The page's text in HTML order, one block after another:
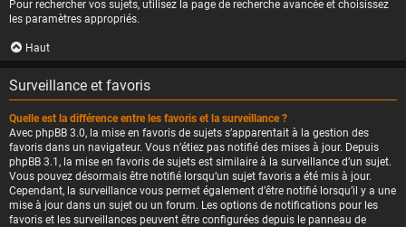
Pour rechercher vos sujets, utilisez la page de recherche avancée et choisissez
les paramètres appropriés.
Haut
Surveillance et favoris
Quelle est la différence entre les favoris et la surveillance ?
Avec phpBB 3.0, la mise en favoris de sujets s’apparentait à la gestion des
favoris dans un navigateur. Vous n’étiez pas notifié des mises à jour. Depuis
phpBB 3.1, la mise en favoris de sujets est similaire à la surveillance d’un sujet.
Vous pouvez désormais être notifié lorsqu’un sujet favoris a été mis à jour.
Cependant, la surveillance vous permet également d’être notifié lorsqu’il y a une
mise à jour dans un sujet ou un forum. Les options de notifications pour les
favoris et les surveillances peuvent être configurées depuis le panneau de